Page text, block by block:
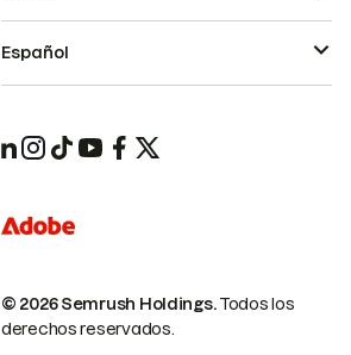
© 2026 Semrush Holdings.Todos los
derechos reservados.
Español